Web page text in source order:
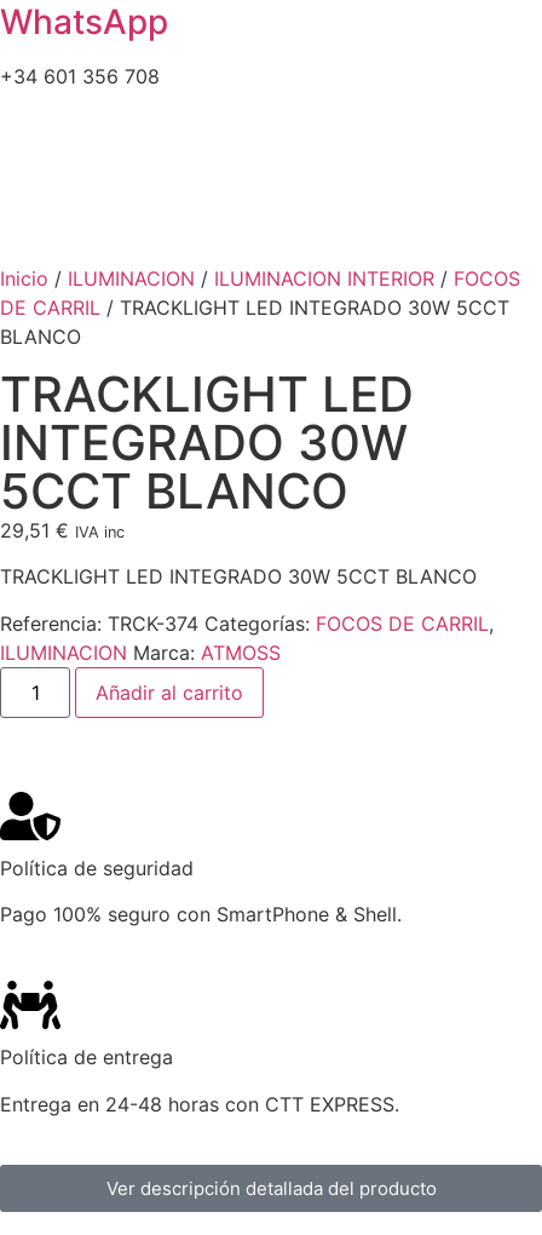
WhatsApp
+34 601 356 708
Inicio / ILUMINACION / ILUMINACION INTERIOR / FOCOS
DE CARRIL / TRACKLIGHT LED INTEGRADO 30W 5CCT
BLANCO
TRACKLIGHT LED
INTEGRADO 30W
5CCT BLANCO
29,51 € IVA inc
TRACKLIGHT LED INTEGRADO 30W 5CCT BLANCO
Referencia: TRCK-374 Categorías: FOCOS DE CARRIL,
ILUMINACION Marca: ATMOSS
Añadir al carrito
Política de seguridad
Pago 100% seguro con SmartPhone & Shell.
Política de entrega
Entrega en 24-48 horas con CTT EXPRESS.
Ver descripción detallada del producto